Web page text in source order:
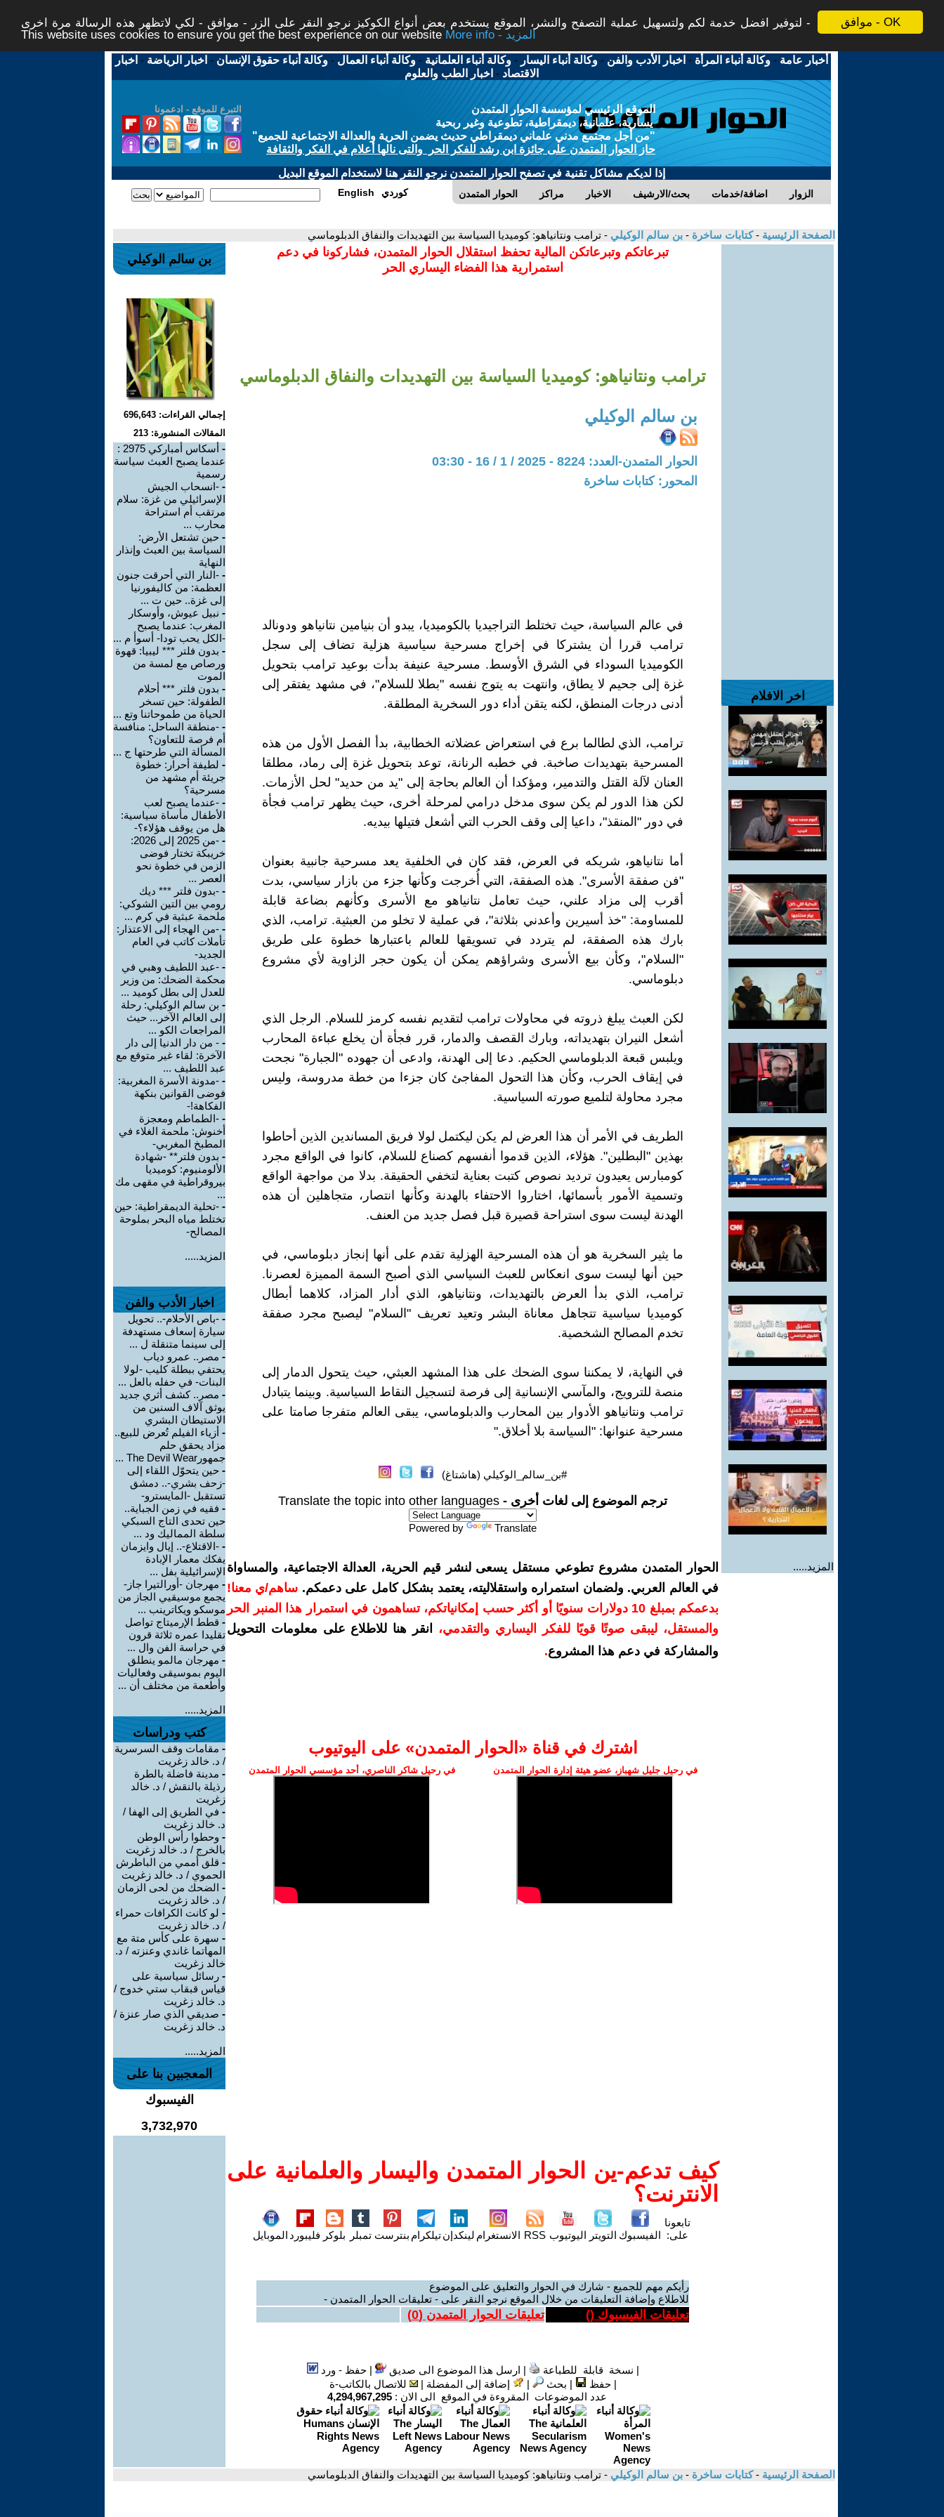
موافق - OK
لتوفير افضل خدمة لكم ولتسهيل عملية التصفح والنشر، الموقع يستخدم بعض أنواع الكوكيز نرجو النقر على الزر - موافق - لكي لاتظهر هذه الرسالة مرة اخرى -
This website uses cookies to ensure you get the best experience on our website
More info - المزيد
أخبار عامة -وكالة أنباء المرأة - اخبار الأدب والفن -وكالة أنباء اليسار -وكالة أنباء العلمانية -وكالة أنباء العمال -وكالة أنباء حقوق الإنسان - اخبار الرياضة - اخبار
الاقتصاد - اخبار الطب والعلوم
التبرع للموقع - ادعمونا
الموقع الرئيسي لمؤسسة الحوار المتمدن
يسارية، علمانية، ديمقراطية، تطوعية وغير ربحية
"من أجل مجتمع مدني علماني ديمقراطي حديث يضمن الحرية والعدالة الاجتماعية للجميع"
حاز الحوار المتمدن على جائزة ابن رشد للفكر الحر والتى نالها أعلام في الفكر والثقافة
إذا لديكم مشاكل تقنية في تصفح الحوار المتمدن نرجو النقر هنا لاستخدام الموقع البديل
الحوار المتمدن مراكز الاخبار بحث/الارشيف اضافة/خدمات الزوار English كوردي
الصفحة الرئيسية -كتابات ساخرة - بن سالم الوكيلي - ترامب ونتانياهو: كوميديا السياسة بين التهديدات والنفاق الدبلوماسي
اخر الافلام
المزيد.....
تبرعاتكم وتبرعاتكن المالية تحفظ استقلال الحوار المتمدن، فشاركونا في دعم
استمرارية هذا الفضاء اليساري الحر
ترامب ونتانياهو: كوميديا السياسة بين التهديدات والنفاق الدبلوماسي
بن سالم الوكيلي
الحوار المتمدن-العدد: 8224 - 2025 / 1 / 16 - 03:30
المحور: كتابات ساخرة
في عالم السياسة، حيث تختلط التراجيديا بالكوميديا، يبدو أن بنيامين نتانياهو ودونالد
ترامب قررا أن يشتركا في إخراج مسرحية سياسية هزلية تضاف إلى سجل
الكوميديا السوداء في الشرق الأوسط. مسرحية عنيفة بدأت بوعيد ترامب بتحويل
غزة إلى جحيم لا يطاق، وانتهت به يتوج نفسه "بطلا للسلام"، في مشهد يفتقر إلى
أدنى درجات المنطق، لكنه يتقن أداء دور السخرية المطلقة.
ترامب، الذي لطالما برع في استعراض عضلاته الخطابية، بدأ الفصل الأول من هذه
المسرحية بتهديدات صاخبة. في خطبه الرنانة، توعد بتحويل غزة إلى رماد، مطلقا
العنان لآلة القتل والتدمير، ومؤكدا أن العالم بحاجة إلى "يد من حديد" لحل الأزمات.
لكن هذا الدور لم يكن سوى مدخل درامي لمرحلة أخرى، حيث يظهر ترامب فجأة
في دور "المنقذ"، داعيا إلى وقف الحرب التي أشعل فتيلها بيديه.
أما نتانياهو، شريكه في العرض، فقد كان في الخلفية يعد مسرحية جانبية بعنوان
"فن صفقة الأسرى". هذه الصفقة، التي أُخرجت وكأنها جزء من بازار سياسي، بدت
أقرب إلى مزاد علني، حيث تعامل نتانياهو مع الأسرى وكأنهم بضاعة قابلة
للمساومة: "خذ أسيرين وأعدني بثلاثة"، في عملية لا تخلو من العبثية. ترامب، الذي
بارك هذه الصفقة، لم يتردد في تسويقها للعالم باعتبارها خطوة على طريق
"السلام"، وكأن بيع الأسرى وشراؤهم يمكن أن يكون حجر الزاوية لأي مشروع
دبلوماسي.
لكن العبث يبلغ ذروته في محاولات ترامب لتقديم نفسه كرمز للسلام. الرجل الذي
أشعل النيران بتهديداته، وبارك القصف والدمار، قرر فجأة أن يخلع عباءة المحارب
ويلبس قبعة الدبلوماسي الحكيم. دعا إلى الهدنة، وادعى أن جهوده "الجبارة" نجحت
في إيقاف الحرب، وكأن هذا التحول المفاجئ كان جزءا من خطة مدروسة، وليس
مجرد محاولة لتلميع صورته السياسية.
الطريف في الأمر أن هذا العرض لم يكن ليكتمل لولا فريق المساندين الذين أحاطوا
بهذين "البطلين". هؤلاء، الذين قدموا أنفسهم كصناع للسلام، كانوا في الواقع مجرد
كومبارس يعيدون ترديد نصوص كتبت بعناية لتخفي الحقيقة. بدلا من مواجهة الواقع
وتسمية الأمور بأسمائها، اختاروا الاحتفاء بالهدنة وكأنها انتصار، متجاهلين أن هذه
الهدنة ليست سوى استراحة قصيرة قبل فصل جديد من العنف.
ما يثير السخرية هو أن هذه المسرحية الهزلية تقدم على أنها إنجاز دبلوماسي، في
حين أنها ليست سوى انعكاس للعبث السياسي الذي أصبح السمة المميزة لعصرنا.
ترامب، الذي بدأ العرض بالتهديدات، ونتانياهو، الذي أدار المزاد، كلاهما أبطال
كوميديا سياسية تتجاهل معاناة البشر وتعيد تعريف "السلام" ليصبح مجرد صفقة
تخدم المصالح الشخصية.
في النهاية، لا يمكننا سوى الضحك على هذا المشهد العبثي، حيث يتحول الدمار إلى
منصة للترويج، والمآسي الإنسانية إلى فرصة لتسجيل النقاط السياسية. وبينما يتبادل
ترامب ونتانياهو الأدوار بين المحارب والدبلوماسي، يبقى العالم متفرجا صامتا على
مسرحية عنوانها: "السياسة بلا أخلاق."
#بن_سالم_الوكيلي (هاشتاغ)
ترجم الموضوع إلى لغات أخرى - Translate the topic into other languages
Powered by Translate
الحوار المتمدن مشروع تطوعي مستقل يسعى لنشر قيم الحرية، العدالة الاجتماعية، والمساواة
في العالم العربي. ولضمان استمراره واستقلاليته، يعتمد بشكل كامل على دعمكم. ساهم/ي معنا!
بدعمكم بمبلغ 10 دولارات سنويًا أو أكثر حسب إمكانياتكم، تساهمون في استمرار هذا المنبر الحر
والمستقل، ليبقى صوتًا قويًا للفكر اليساري والتقدمي،
انقر هنا للاطلاع على معلومات التحويل
والمشاركة في دعم هذا المشروع.
اشترك في قناة ‫«الحوار المتمدن» على اليوتيوب
في رحيل جليل شهباز، عضو هيئة إدارة الحوار المتمدن في رحيل شاكر الناصري، أحد مؤسسي الحوار المتمدن
كيف تدعم-ين الحوار المتمدن واليسار والعلمانية على
الانترنت؟
تابعونا
على: الفيسبوك التويتر اليوتيوب RSS الانستغرام لينكدإنتيلكرام بنترست تمبلر بلوكر فليبورد الموبايل
رأيكم مهم للجميع - شارك في الحوار والتعليق على الموضوع
للاطلاع وإضافة التعليقات من خلال الموقع نرجو النقر على - تعليقات الحوار المتمدن -
تعليقات الفيسبوك () تعليقات الحوار المتمدن (0
)
| نسخة قابلة للطباعة | ارسل هذا الموضوع الى صديق |حفظ - ورد
|حفظ | بحث | إضافة إلى المفضلة |
للاتصال بالكاتب-ة
عدد الموضوعات المقروءة في الموقع الى الان : 4,294,967,295
بن سالم الوكيلي
إجمالي القراءات: 696,643
المقالات المنشورة: 213
-
أسكاس أمباركي 2975 :
عندما يصبح العبث سياسة
رسمية
- -انسحاب الجيش
الإسرائيلي من غزة: سلام
مرتقب أم استراحة
محارب ...
- حين تشتعل الأرض:
السياسة بين العبث وإنذار
النهاية
- -النار التي أحرقت جنون
العظمة: من كاليفورنيا
إلى غزة.. حين ت ...
- نبيل عيوش، وأوسكار
المغرب: عندما يصبح
-الكل يحب تودا- أسوأ م ...
- بدون فلتر *** ليبيا: قهوة
ورصاص مع لمسة من
الموت
- بدون فلتر *** أحلام
الطفولة: حين تسخر
الحياة من طموحاتنا وتع ...
- -منطقة الساحل: منافسة
أم فرصة للتعاون؟
المسألة التي طرحتها ج ...
- لطيفة أحرار: خطوة
جريئة أم مشهد من
مسرحية؟
- -عندما يصبح لعب
الأطفال مأساة سياسية:
هل من يوقف هؤلاء؟-
-
-من 2025 إلى 2026:
خريبكة تختار فوضى
الزمن في خطوة نحو
العصر ...
- -بدون فلتر *** ديك
رومي بين التين الشوكي:
ملحمة عبثية في كرم ...
- -من الهجاء إلى الاعتذار:
تأملات كاتب في العام
الجديد-
- -عبد اللطيف وهبي في
محكمة الضحك: من وزير
للعدل إلى بطل كوميد ...
- بن سالم الوكيلي: رحلة
إلى العالم الآخر... حيث
المراجعات الكو ...
- - من دار الدنيا إلى دار
الآخرة: لقاء غير متوقع مع
عبد اللطيف ...
- -مدونة الأسرة المغربية:
فوضى القوانين بنكهة
الفكاهة!-
- -الطماطم ومعجزة
أخنوش: ملحمة الغلاء في
المطبخ المغربي-
- بدون فلتر** -شهادة
الألومنيوم: كوميديا
بيروقراطية في مقهى مك
...
- -تحلية الديمقراطية: حين
تختلط مياه البحر بملوحة
المصالح-
المزيد.....
اخبار الأدب والفن
- -باص الأحلام-.. تحويل
سيارة إسعاف مستهدفة
إلى سينما متنقلة ل ...
- مصر.. عمرو دياب
يحتفي ببطلة كليب -لولا
البنات- في حفله بالعل ...
- مصر.. كشف أثري جديد
يوثق آلاف السنين من
الاستيطان البشري
- أزياء الفيلم تُعرض للبيع..
مزاد يحقق حلم
جمهورThe Devil Wear ...
- حين يتحوّل اللقاء إلى
-زحف بشري-.. دمشق
تستقبل -المايسترو-
- فقيه في زمن الجباية..
حين تحدى التاج السبكي
سلطة المماليك ود ...
- -الاقتلاع-.. إيال وايزمان
يفكك معمار الإبادة
الإسرائيلية بفل ...
- مهرجان -أورالتيرا جاز-
يجمع موسيقيي الجاز من
موسكو ويكاترينب ...
- قطط الإرميتاج تواصل
تقليدا عمره ثلاثة قرون
في حراسة الفن وال ...
- مهرجان مالمو ينطلق
اليوم بموسيقى وفعاليات
وأطعمة من مختلف أن ...
المزيد.....
كتب ودراسات
- مقامات وقف السرسرية
/ د. خالد زغريت
- مدينة فاضلة بالطرة
رذيلة بالنقش / د. خالد
زغريت
- في الطريق إلى الهفا /
د. خالد زغريت
- وحطوا رأس الوطن
بالخرج / د. خالد زغريت
- قلق أممي من الباطرش
الحموي / د. خالد زغريت
- الضحك من لحى الزمان
/ د. خالد زغريت
- لو كانت الكرافات حمراء
/ د. خالد زغريت
- سهرة على كأس متة مع
المهاتما غاندي وعنزته / د.
خالد زغريت
- رسائل سياسية على
قياس قبقاب ستي خدوج /
د. خالد زغريت
- صديقي الذي صار عنزة /
د. خالد زغريت
المزيد.....
المعجبين بنا على
الفيسبوك
3,732,970
الصفحة الرئيسية -كتابات ساخرة - بن سالم الوكيلي - ترامب ونتانياهو: كوميديا السياسة بين التهديدات والنفاق الدبلوماسي